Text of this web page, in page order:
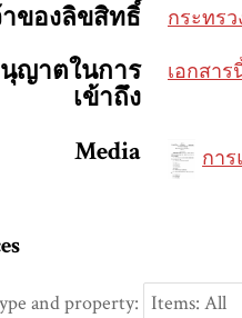
าของลิขสิทธิ์ กระทร
ญาตในการ
เข้าถึง
เอกสา
Media กา
and property: